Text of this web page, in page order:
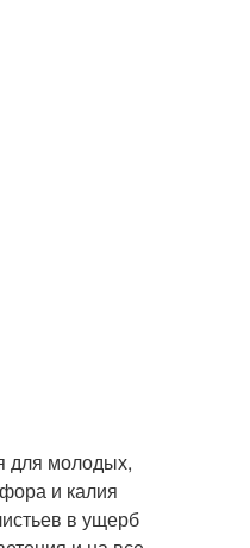
для молодых,
и калия
в ущерб